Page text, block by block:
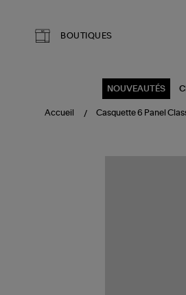
BOUTIQUES
NOUVEAUTÉS
Accueil Casquette 6 Panel